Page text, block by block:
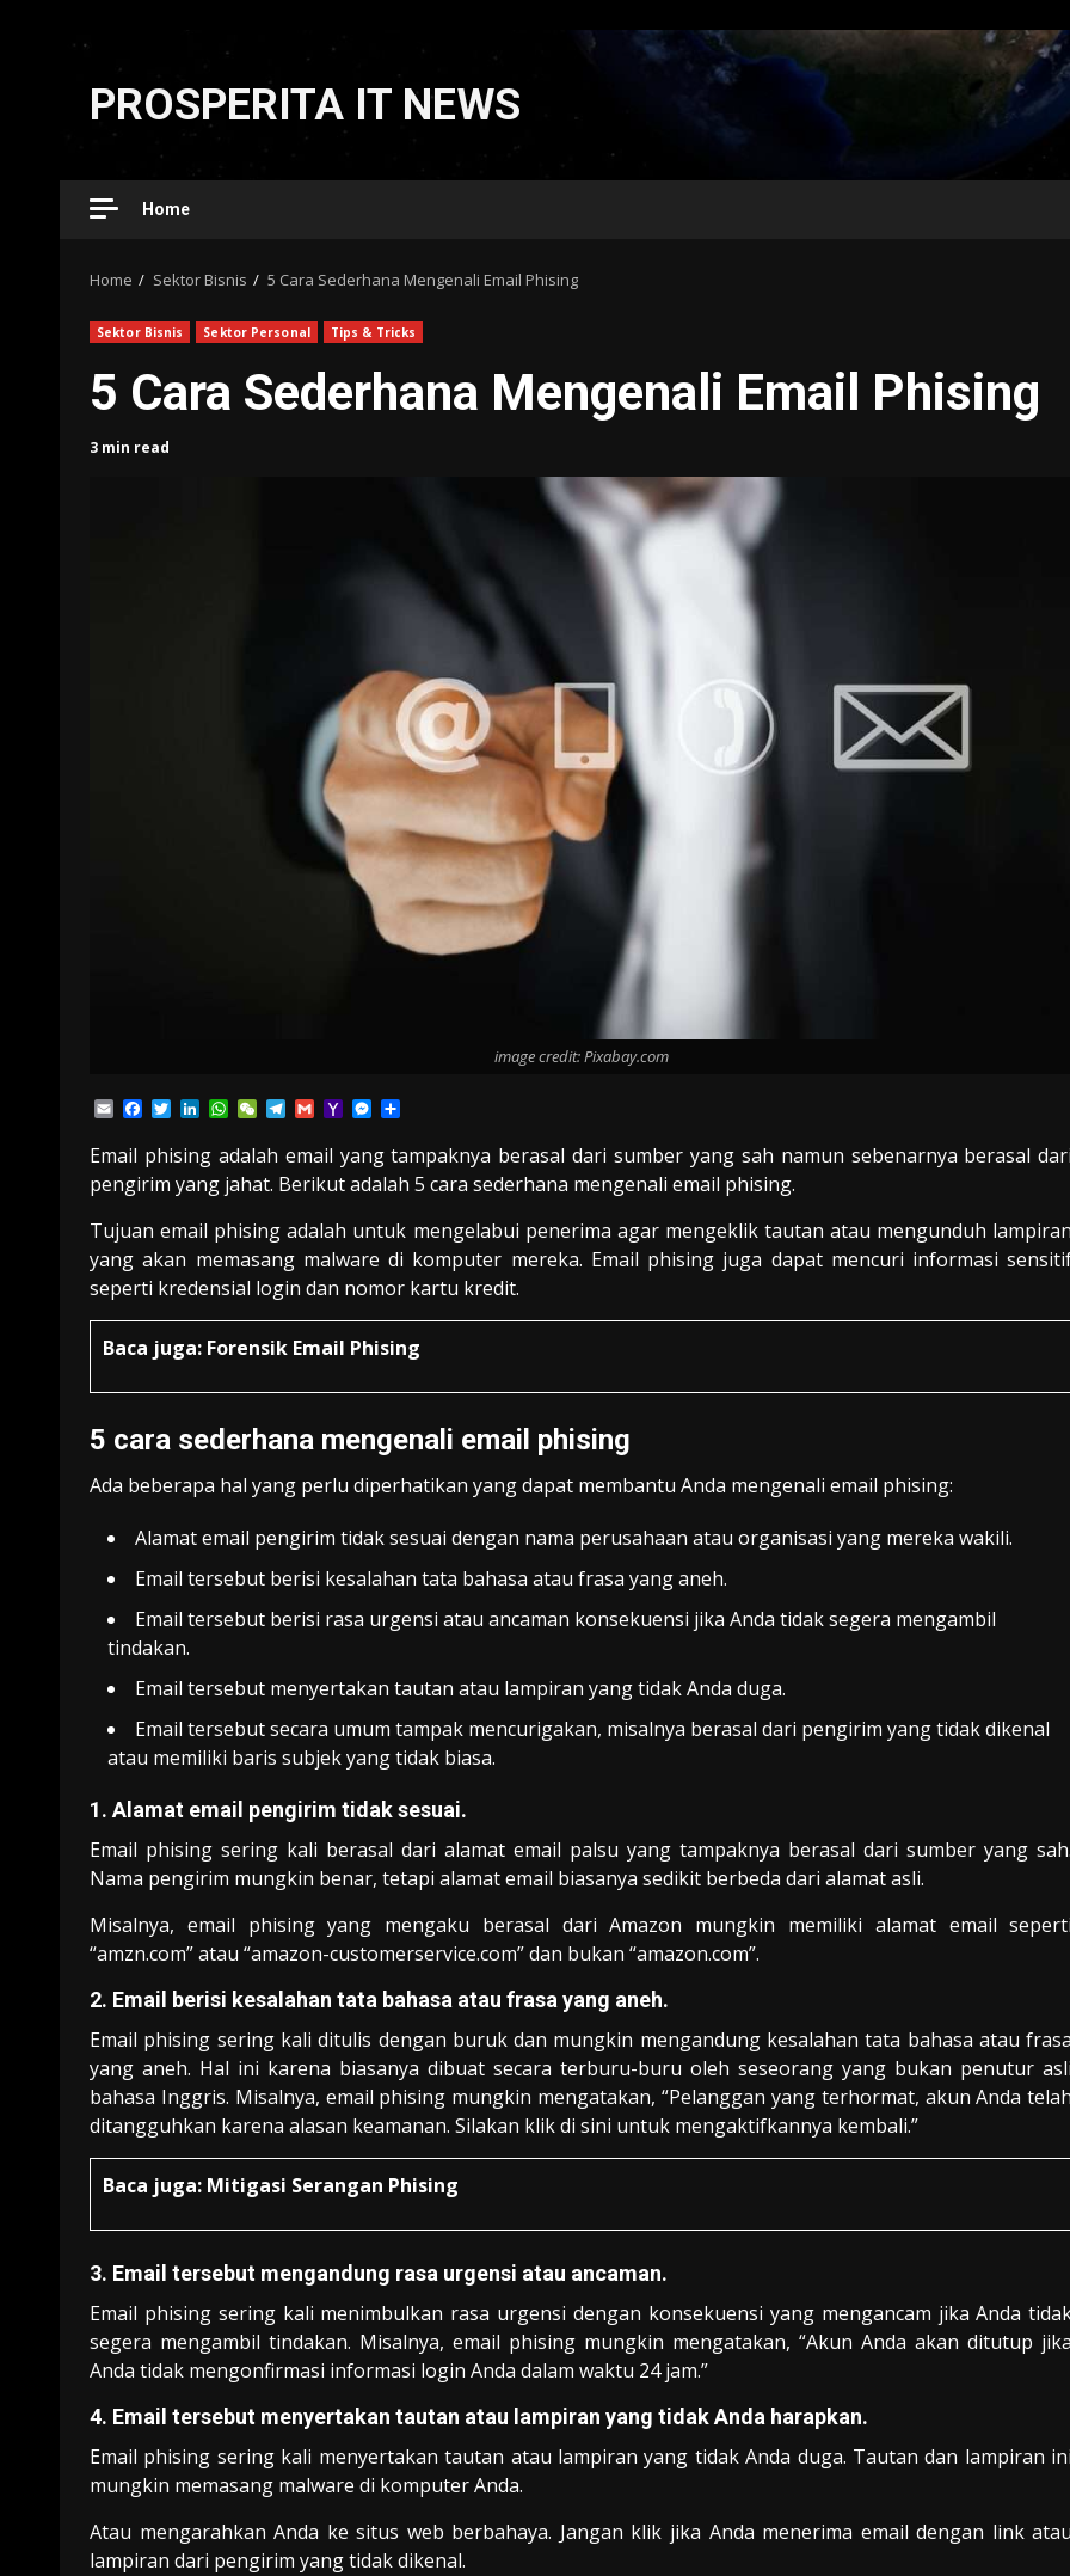
Skip
content
PROSPERITA IT NEWS
Home
Home Sektor Bisnis 5 Cara Sederhana Mengenali Email Phising
Sektor Bisnis Sektor Personal Tips & Tricks
5 Cara Sederhana Mengenali Email Phising
3 min read
image credit: Pixabay.com
EmailFacebook
TwitterLinkedIn
WhatsApp
WeChatTelegram
GmailYahooMessenger
Email phising adalah email yang tampaknya berasal dari sumber yang sah namun sebenarnya berasal dari
pengirim yang jahat. Berikut adalah 5 cara sederhana mengenali email phising.
Tujuan email phising adalah untuk mengelabui penerima agar mengeklik tautan atau mengunduh lampiran
yang akan memasang malware di komputer mereka. Email phising juga dapat mencuri informasi
seperti kredensial login dan nomor kartu kredit.
Baca juga: Forensik Email Phising
5 cara sederhana mengenali email phising
Ada beberapa hal yang perlu diperhatikan yang dapat membantu Anda mengenali email phising:
Alamat email pengirim tidak sesuai dengan nama perusahaan atau organisasi yang mereka wakili.
Email tersebut berisi kesalahan tata bahasa atau frasa yang aneh.
Email tersebut berisi rasa urgensi atau ancaman konsekuensi jika Anda tidak segera mengambil
tindakan.
Email tersebut menyertakan tautan atau lampiran yang tidak Anda duga.
Email tersebut secara umum tampak mencurigakan, misalnya berasal dari pengirim yang tidak dikenal
atau memiliki baris subjek yang tidak biasa.
1. Alamat email pengirim tidak sesuai.
Email phising sering kali berasal dari alamat email palsu yang tampaknya berasal dari sumber yang sah.
Nama pengirim mungkin benar, tetapi alamat email biasanya sedikit berbeda dari alamat asli.
Misalnya, email phising yang mengaku berasal dari Amazon mungkin memiliki alamat email seperti
“amzn.com” atau “amazon-customerservice.com” dan bukan “amazon.com”.
2. Email berisi kesalahan tata bahasa atau frasa yang aneh.
Email phising sering kali ditulis dengan buruk dan mungkin mengandung kesalahan tata bahasa atau frasa
yang aneh. Hal ini karena biasanya dibuat secara terburu-buru oleh seseorang yang bukan penutur asli
bahasa Inggris. Misalnya, email phising mungkin mengatakan, “Pelanggan yang terhormat, akun Anda telah
ditangguhkan karena alasan keamanan. Silakan klik di sini untuk mengaktifkannya kembali.”
Baca juga: Mitigasi Serangan Phising
3. Email tersebut mengandung rasa urgensi atau ancaman.
Email phising sering kali menimbulkan rasa urgensi dengan konsekuensi yang mengancam jika Anda
segera mengambil tindakan. Misalnya, email phising mungkin mengatakan, “Akun Anda akan ditutup jika
Anda tidak mengonfirmasi informasi login Anda dalam waktu 24 jam.”
4. Email tersebut menyertakan tautan atau lampiran yang tidak Anda harapkan.
Email phising sering kali menyertakan tautan atau lampiran yang tidak Anda duga. Tautan dan lampiran ini
mungkin memasang malware di komputer Anda.
Atau mengarahkan Anda ke situs web berbahaya. Jangan klik jika Anda menerima email dengan link atau
lampiran dari pengirim yang tidak dikenal.